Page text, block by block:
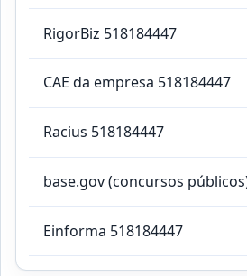
RigorBiz 518184447
CAE da empresa 518184447
Racius 518184447
base.gov (concursos
Einforma 518184447